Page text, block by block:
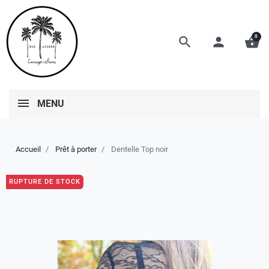
search person shopping_basket
0
MENU
Accueil Prêt à porter Dentelle Top noir
RUPTURE DE STOCK